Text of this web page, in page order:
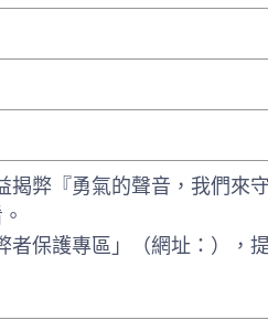
揭弊『勇氣的聲音，我們來
者保護專區」（網址：），